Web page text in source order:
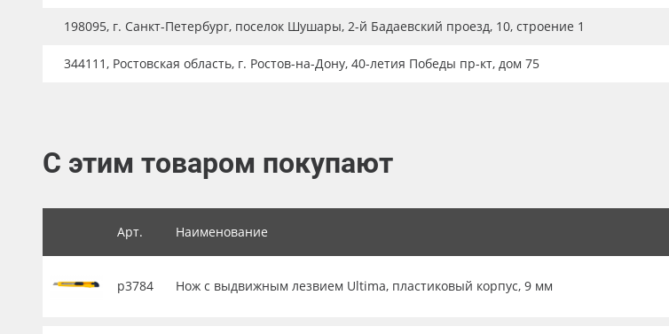
198095, г. Санкт-Петербург, поселок Шушары, 2-й Бадаевский проезд, 10, строение 1
344111, Ростовская область, г. Ростов-на-Дону, 40-летия Победы пр-кт, дом 75
С этим товаром покупают
Арт. Наименование
р3784 Нож с выдвижным лезвием Ultima, пластиковый корпус, 9 мм